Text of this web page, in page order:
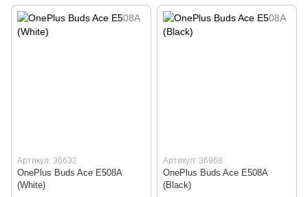
Артикул: 36632
OnePlus Buds Ace Е508A
(White)
Артикул: 36968
OnePlus Buds Ace Е508A
(Black)